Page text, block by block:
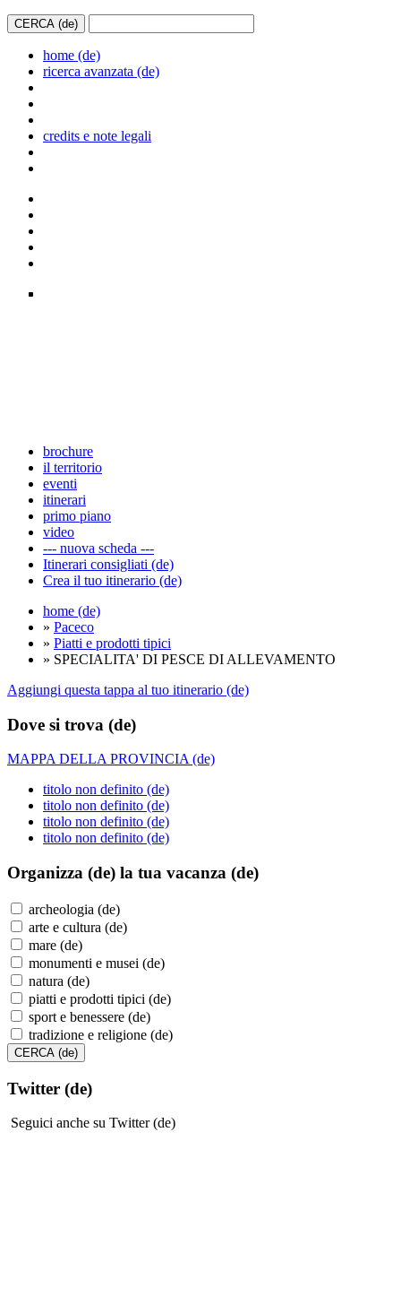
home (de)
ricerca avanzata (de)
credits e note legali
brochure
il territorio
eventi
itinerari
primo piano
video
--- nuova scheda ---
Itinerari consigliati (de)
Crea il tuo itinerario (de)
home (de)
» Paceco
» Piatti e prodotti tipici
» SPECIALITA' DI PESCE DI ALLEVAMENTO
Aggiungi questa tappa al tuo itinerario (de)
Dove si trova (de)
MAPPA DELLA PROVINCIA (de)
titolo non definito (de)
titolo non definito (de)
titolo non definito (de)
titolo non definito (de)
Organizza (de) la tua vacanza (de)
archeologia (de)
arte e cultura (de)
mare (de)
monumenti e musei (de)
natura (de)
piatti e prodotti tipici (de)
sport e benessere (de)
tradizione e religione (de)
Twitter (de)
Seguici anche su Twitter (de)